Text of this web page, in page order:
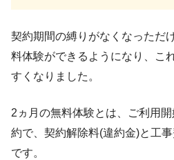
契約期間の縛りがなくなっただ
料体験ができるようになり、こ
すくなりました。
2ヵ月の無料体験とは、ご利用
約で、契約解除料(違約金)と工
です。